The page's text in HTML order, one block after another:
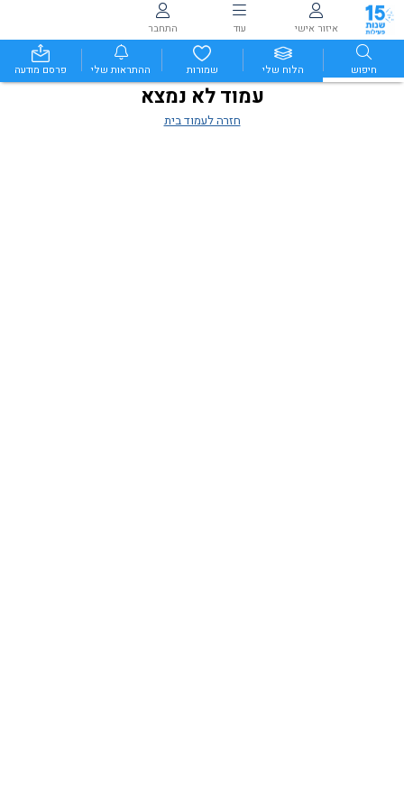
איזור אישי עוד התחבר
חיפוש הלוח שלי שמורות ההתראות שלי פרסם מודעה
עמוד לא נמצא
חזרה לעמוד בית